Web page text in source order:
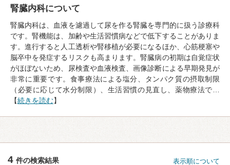
腎臓内科について
腎臓内科は、血液を濾過して尿を作る腎臓を専門的に扱う診療科
です。腎機能は、加齢や生活習慣病などで低下することがありま
す。進行すると人工透析や腎移植が必要になるほか、心筋梗塞や
脳卒中を発症するリスクも高まります。腎臓病の初期は自覚症状
がほぼないため、尿検査や血液検査、画像診断による早期発見が
非常に重要です。食事療法による塩分、タンパク質の摂取制限
（必要に応じて水分制限）、生活習慣の見直し、薬物療法で…
【続きを読む】
4 件の検索結果 表示順について